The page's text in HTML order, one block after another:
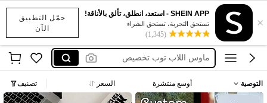
حمّل التطبيق
الآن
×
SHEIN APP - استعد، انطلق، تألق بالأناقة!
تستحق التجربة، تستحق الشراء
(1,345)
mouse pad personalizado
desk mat custom
ماوس اللاب توب تخصيص
mouse pad custom
mouse pad personalizado
التوصية أوسع منتشرة السعر تصنيف